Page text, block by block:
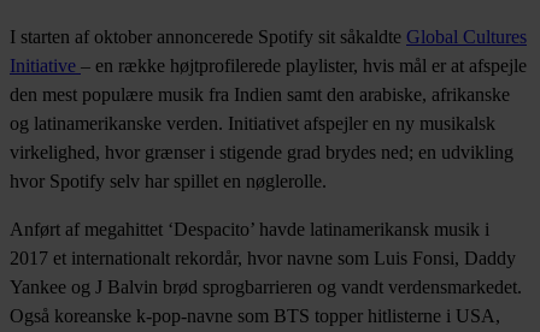
I starten af oktober annoncerede Spotify sit såkaldte Global Cultures
Initiative – en række højtprofilerede playlister, hvis mål er at afspejle
den mest populære musik fra Indien samt den arabiske, afrikanske
og latinamerikanske verden. Initiativet afspejler en ny musikalsk
virkelighed, hvor grænser i stigende grad brydes ned; en udvikling
hvor Spotify selv har spillet en nøglerolle.
Anført af megahittet ‘Despacito’ havde latinamerikansk musik i
2017 et internationalt rekordår, hvor navne som Luis Fonsi, Daddy
Yankee og J Balvin brød sprogbarrieren og vandt verdensmarkedet.
Også koreanske k-pop-navne som BTS topper hitlisterne i USA,